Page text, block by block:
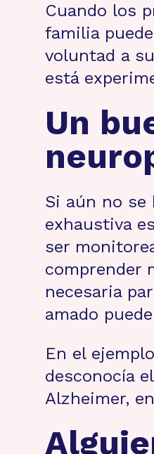
Cuando los
familia
voluntad a
está
Un
Si aún no se
exhaustiva
ser
comprender
necesaria
amado
En el
desconocía
Alzheimer,